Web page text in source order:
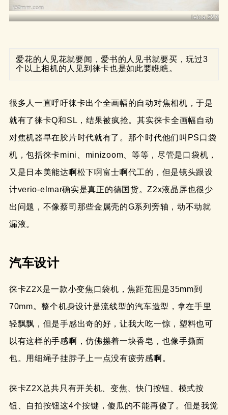
leica Z2X
爱花的人见花就要闻，爱书的人见书就要买，玩过3
个以上相机的人见到徕卡也是如此要瞧瞧。
很多人一直呼吁徕卡出个全画幅的自动对焦相机，于是
就有了徕卡Q和SL，结果被疯抢。其实徕卡全画幅自动
对焦机器早在胶片时代就有了。那个时代他们叫PS口袋
机，包括徕卡mini、minizoom、等等，尽管是口袋机，
又是日本美能达啊松下啊富士啊代工的，但是镜头跟设
计verio-elmar确实是真正的德国货。Z2x液晶屏也很少
出问题，不像蔡司那些金属壳的G系列旁轴，动不动就
漏液。
汽车设计
徕卡Z2X是一款小变焦口袋机，焦距范围是35mm到
70mm。整个机身设计是流线型的汽车造型，拿在手里
轻飘飘，但是手感出奇的好，让我大吃一惊，塑料也可
以有这样的手感啊，仿佛攥着一块香皂，也像手撕面
包。用细绳子挂脖子上一点没有疲劳感啊。
徕卡Z2X总共只有开关机、变焦、快门按钮、模式按
钮、自拍按钮这4个按键，傻瓜的不能再傻了。但是我觉